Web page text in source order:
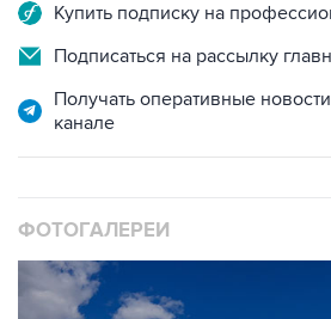
Купить подписку на
Подписаться на рассылку
Получать оперативные
канале
ФОТОГАЛЕРЕИ